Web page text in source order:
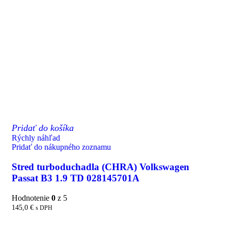
Pridať do košíka
Rýchly náhľad
Pridať do nákupného zoznamu
Stred turboduchadla (CHRA) Volkswagen
Passat B3 1.9 TD 028145701A
Hodnotenie 0 z 5
145,0 € s DPH